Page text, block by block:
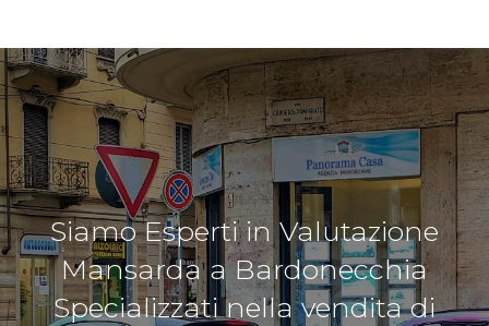
Siamo Esperti in Valutazione
Mansarda a Bardonecchia
Specializzati nella vendita di